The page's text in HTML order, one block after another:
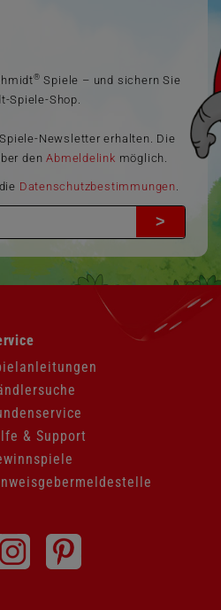
® Spiele – und sichern Sie
Spiele-Shop.
Newsletter erhalten. Die
denAbmeldelink möglich.
Datenschutzbestimmungen
>
& Support